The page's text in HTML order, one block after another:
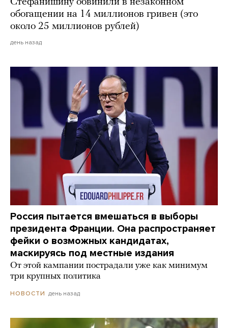
Стефанишину обвинили в незаконном
обогащении на 14 миллионов гривен (это
около 25 миллионов рублей)
день назад
Россия пытается вмешаться в выборы
президента Франции. Она распространяет
фейки о возможных кандидатах,
маскируясь под местные издания
От этой кампании пострадали уже как минимум
три крупных политика
НОВОСТИ день назад